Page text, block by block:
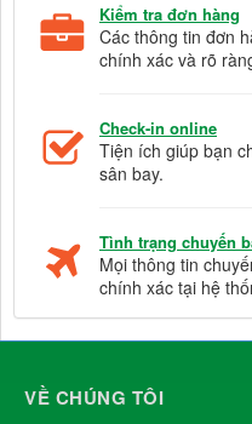
Kiểm tra đơn hàng
Các thông tin đơn
chính xác và rõ
Check-in online
Tiện ích giúp bạn
sân bay.
Tình trạng chuyến
Mọi thông tin
chính xác tại hệ
VỀ CHÚNG TÔI